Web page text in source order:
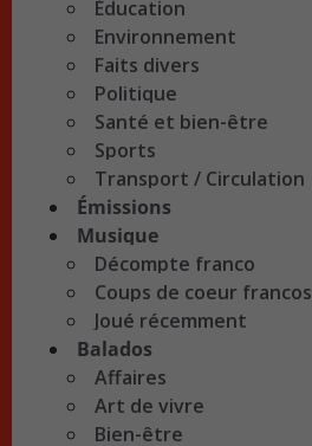
Éducation
Environnement
Faits divers
Politique
Santé et bien-être
Sports
Transport / Circulation
Émissions
Musique
Décompte franco
Coups de coeur francos
Joué récemment
Balados
Affaires
Art de vivre
Bien-être